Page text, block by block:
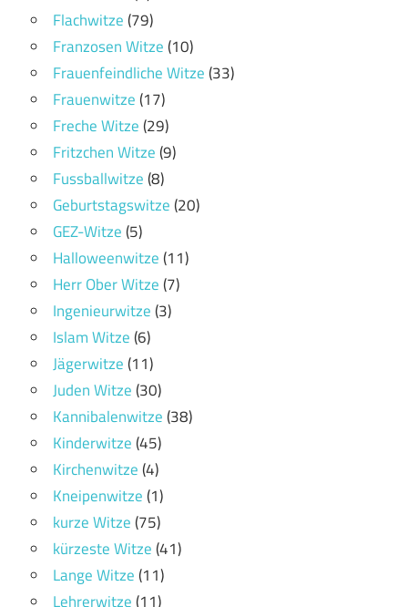
Flachwitze(79)
Franzosen Witze(10)
Frauenfeindliche Witze(33)
Frauenwitze(17)
Freche Witze(29)
Fritzchen Witze(9)
Fussballwitze(8)
Geburtstagswitze(20)
GEZ-Witze(5)
Halloweenwitze(11)
Herr Ober Witze(7)
Ingenieurwitze(3)
Islam Witze(6)
Jägerwitze(11)
Juden Witze(30)
Kannibalenwitze(38)
Kinderwitze(45)
Kirchenwitze(4)
Kneipenwitze(1)
kurze Witze(75)
kürzeste Witze(41)
Lange Witze(11)
Lehrerwitze(11)